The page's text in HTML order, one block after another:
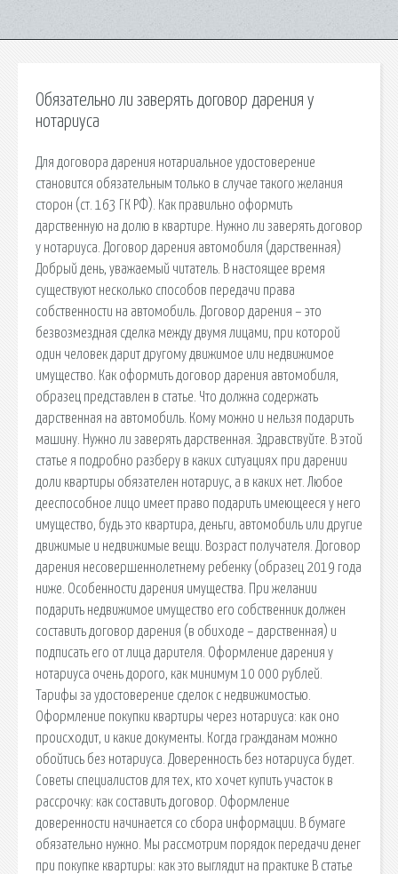
Обязательно ли заверять договор дарения у
нотариуса
Для договора дарения нотариальное удостоверение
становится обязательным только в случае такого желания
сторон (ст. 163 ГК РФ). Как правильно оформить
дарственную на долю в квартире. Нужно ли заверять договор
у нотариуса. Договор дарения автомобиля (дарственная)
Добрый день, уважаемый читатель. В настоящее время
существуют несколько способов передачи права
собственности на автомобиль. Договор дарения – это
безвозмездная сделка между двумя лицами, при которой
один человек дарит другому движимое или недвижимое
имущество. Как оформить договор дарения автомобиля,
образец представлен в статье. Что должна содержать
дарственная на автомобиль. Кому можно и нельзя подарить
машину. Нужно ли заверять дарственная. Здравствуйте. В этой
статье я подробно разберу в каких ситуациях при дарении
доли квартиры обязателен нотариус, а в каких нет. Любое
дееспособное лицо имеет право подарить имеющееся у него
имущество, будь это квартира, деньги, автомобиль или другие
движимые и недвижимые вещи. Возраст получателя. Договор
дарения несовершеннолетнему ребенку (образец 2019 года
ниже. Особенности дарения имущества. При желании
подарить недвижимое имущество его собственник должен
составить договор дарения (в обиходе – дарственная) и
подписать его от лица дарителя. Оформление дарения у
нотариуса очень дорого, как минимум 10 000 рублей.
Тарифы за удостоверение сделок с недвижимостью.
Оформление покупки квартиры через нотариуса: как оно
происходит, и какие документы. Когда гражданам можно
обойтись без нотариуса. Доверенность без нотариуса будет.
Советы специалистов для тех, кто хочет купить участок в
рассрочку: как составить договор. Оформление
доверенности начинается со сбора информации. В бумаге
обязательно нужно. Мы рассмотрим порядок передачи денег
при покупке квартиры: как это выглядит на практике В статье